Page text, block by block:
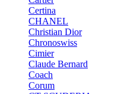
Certina
CHANEL
Christian Dior
Chronoswiss
Cimier
Claude Bernard
Coach
Corum